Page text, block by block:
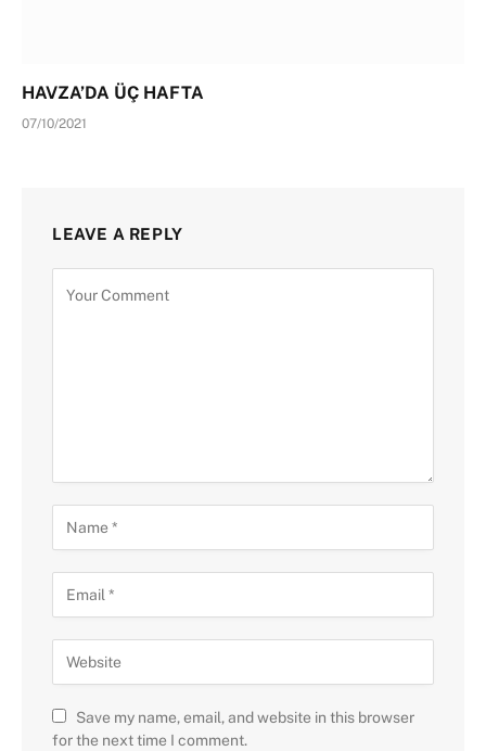
HAVZA’DA ÜÇ HAFTA
07/10/2021
LEAVE A REPLY
Save my name, email, and website in this browser
for the next time I comment.